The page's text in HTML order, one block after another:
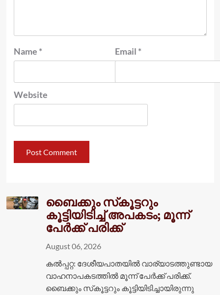
Name * Email *
Website
ബൈക്കും സ്‌കൂട്ടറും
കൂട്ടിയിടിച്ച് അപകടം; മൂന്ന്
പേർക്ക് പരിക്ക്
August 06, 2026
കൽപ്പറ്റ: ദേശീയപാതയിൽ വാര്യാടത്തുണ്ടായ
വാഹനാപകടത്തിൽ മൂന്ന് പേർക്ക് പരിക്ക്.
ബൈക്കും സ്‌കൂട്ടറും കൂട്ടിയിടിച്ചായിരുന്നു